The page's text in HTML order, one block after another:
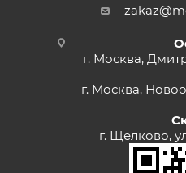
г. Москва,
г. Москва,
г. Щелково,